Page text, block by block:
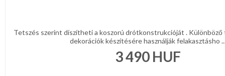
Tetszés szerint díszítheti a koszorú drótkonstrukcióját . Különböző
dekorációk készítésére használják felakasztásho
3 490 HUF